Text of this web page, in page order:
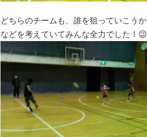
どちらのチームも、誰を狙っていこうか
などを考えていてみんな全力でした！😉